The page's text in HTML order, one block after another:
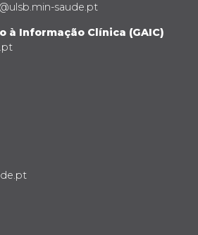
saude.pt
à Informação Clínica (GAIC)